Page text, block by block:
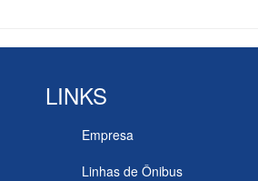
LINKS
Empresa
Linhas de Ônibus